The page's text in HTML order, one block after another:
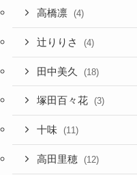
高橋凛 (4)
辻りりさ (4)
田中美久 (18)
塚田百々花 (3)
十味 (11)
高田里穂 (12)